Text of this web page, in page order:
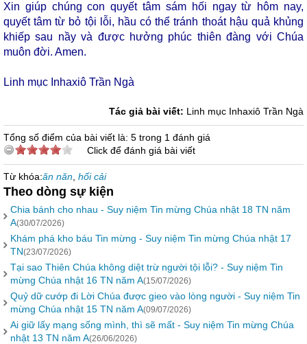
Xin giúp chúng con quyết tâm sám hối ngay từ hôm nay,
quyết tâm từ bỏ tội lỗi, hầu có thể tránh thoát hậu quả khủng
khiếp sau nầy và được hưởng phúc thiên đàng với Chúa
muôn đời. Amen.
Linh mục Inhaxiô Trần Ngà
Tác giả bài viết: Linh mục Inhaxiô Trần Ngà
Tổng số điểm của bài viết là: 5 trong 1 đánh giá
Click để đánh giá bài viết
Từ khóa:ăn năn hối cải
Theo dòng sự kiện
Chia bánh cho nhau - Suy niệm Tin mừng Chúa nhật 18 TN năm
A(30/07/2026)
Khám phá kho báu Tin mừng - Suy niệm Tin mừng Chúa nhật 17
TN(23/07/2026)
Tại sao Thiên Chúa không diệt trừ người tội lỗi? - Suy niệm Tin
mừng Chúa nhật 16 TN năm A(15/07/2026)
Quỷ dữ cướp đi Lời Chúa được gieo vào lòng người - Suy niệm Tin
mừng Chúa nhật 15 TN năm A(09/07/2026)
Ai giữ lấy mạng sống mình, thì sẽ mất - Suy niệm Tin mừng Chúa
nhật 13 TN năm A(26/06/2026)